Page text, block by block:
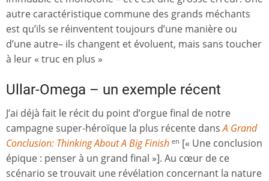
autre caractéristique commune des grands méchants
est qu’ils se réinventent toujours d’une manière ou
d’une autre– ils changent et évoluent, mais sans toucher
à leur « truc en plus »
Ullar-Omega – un exemple récent
J’ai déjà fait le récit du point d’orgue final de notre
campagne super-héroïque la plus récente dansA Grand
Conclusion: Thinking About A Big Finish en [« Une conclusion
épique : penser à un grand final »]. Au cœur de ce
scénario se trouvait une révélation concernant la nature